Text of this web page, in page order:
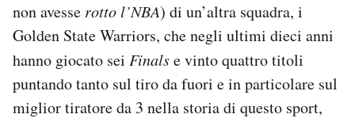
non avesse rotto l’NBA) di un’altra squadra, i
Golden State Warriors, che negli ultimi dieci anni
hanno giocato sei Finalse vinto quattro titoli
puntando tanto sul tiro da fuori e in particolare sul
miglior tiratore da 3 nella storia di questo sport,